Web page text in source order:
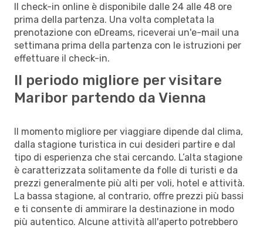
Il check-in online è disponibile dalle 24 alle 48 ore
prima della partenza. Una volta completata la
prenotazione con eDreams, riceverai un'e-mail una
settimana prima della partenza con le istruzioni per
effettuare il check-in.
Il periodo migliore per visitare
Maribor partendo da Vienna
Il momento migliore per viaggiare dipende dal clima,
dalla stagione turistica in cui desideri partire e dal
tipo di esperienza che stai cercando. L’alta stagione
è caratterizzata solitamente da folle di turisti e da
prezzi generalmente più alti per voli, hotel e attività.
La bassa stagione, al contrario, offre prezzi più bassi
e ti consente di ammirare la destinazione in modo
più autentico. Alcune attività all'aperto potrebbero